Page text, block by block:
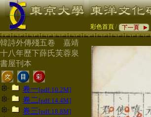
韓詩外傳殘五卷 嘉靖
十八年歷下薛氏芙蓉泉
書屋刊本
卷一[pdf:10.2M]
卷二 [pdf:14.4M]
卷三[pdf:18.8M]
彩色首頁 /